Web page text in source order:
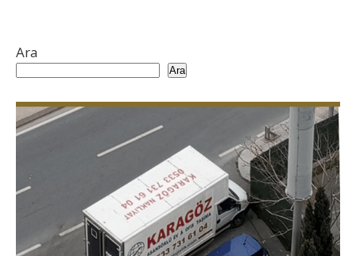
Ara
Ara